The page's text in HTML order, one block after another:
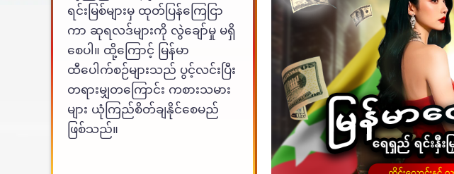
ရင်းမြစ်များမှ ထုတ်ပြန်ကြေငြာ
ကာ ဆုရလဒ်များကို လွဲချော်မှု မရှိ
စေပါ။ ထို့ကြောင့် မြန်မာ
ထီပေါက်စဉ်များသည် ပွင့်လင်းပြီး
တရားမျှတကြောင်း ကစားသမား
များ ယုံကြည်စိတ်ချနိုင်စေမည်
ဖြစ်သည်။